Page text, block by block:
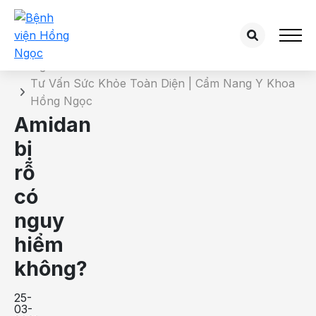
Chi tiết bài tư vấn
Tư Vấn Sức Khỏe Toàn Diện | Cẩm Nang Y Khoa
Hồng Ngọc
Amidan
bị
rỗ
có
nguy
hiểm
không?
25-
03-